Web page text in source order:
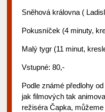
Sněhová královna (
Pokusníček (4 minuty,
Malý tygr (11 minut,
Vstupné: 80,-
Podle známé předlohy
jak filmových tak
režiséra Čapka,